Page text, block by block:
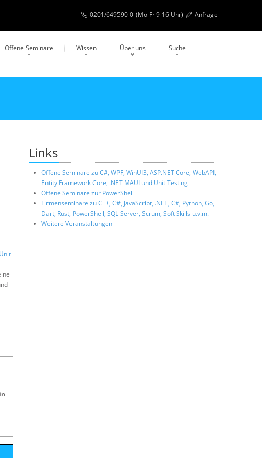
0201/649590-0 (Mo-Fr 9-16 Uhr) Anfrage
Offene Seminare Wissen Über uns Suche
Unit
Links
Offene Seminare zu C#, WPF, WinUI3, ASP.NET Core, WebAPI,
Entity Framework Core, .NET MAUI und Unit Testing
Offene Seminare zur PowerShell
Firmenseminare zu C++, C#, JavaScript, .NET, C#, Python, Go,
Dart, Rust, PowerShell, SQL Server, Scrum, Soft Skills u.v.m.
Weitere Veranstaltungen